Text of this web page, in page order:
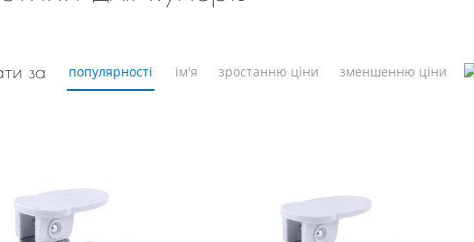
за популярності ім'я зростанню ціни зменшенню ціни